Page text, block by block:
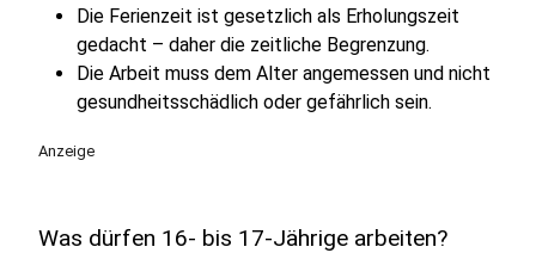
Die Ferienzeit ist gesetzlich als Erholungszeit
gedacht – daher die zeitliche Begrenzung.
Die Arbeit muss dem Alter angemessen und nicht
gesundheitsschädlich oder gefährlich sein.
Anzeige
Was dürfen 16- bis 17-Jährige arbeiten?